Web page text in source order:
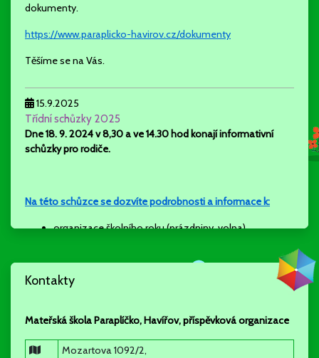
dokumenty.
https://www.paraplicko-havirov.cz/dokumenty
Těšíme se na Vás.
15.9.2025
Třídní schůzky 2025
Dne 18. 9. 2024 v 8,30 a ve 14.30 hod konajíinformativní
schůzky pro rodiče.
Na této schůzce se dozvíte podrobnosti a informace k:
organizace školního roku (prázdniny, volna)
akce a aktivity školy (odpolední aktivity, projekty tříd a
školy….)
stravování, školné
individuální a skupinová práce ve třídách
Kontakty
Mateřská škola Paraplíčko, Havířov, příspěvková organizace
Mozartova 1092/2,